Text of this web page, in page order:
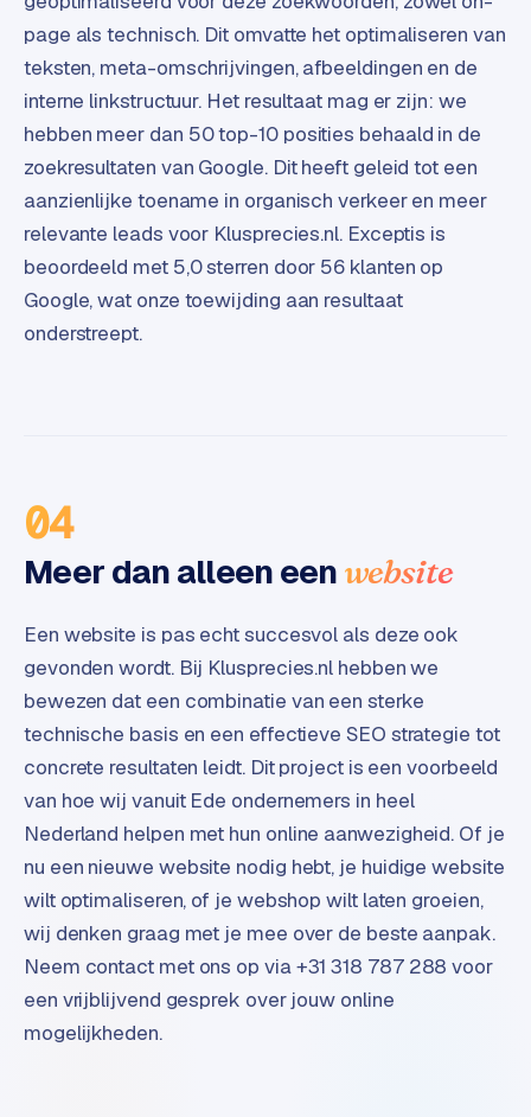
L
i
n
k
u
i
l
d
g
e
A
s
G
o
o
g
e
A
d
s
i
t
b
e
t
page als technisch. Dit omvatte het optimaliseren van
teksten, meta-omschrijvingen, afbeeldingen en de
interne linkstructuur. Het resultaat mag er zijn: we
hebben meer dan 50 top-10 posities behaald in de
zoekresultaten van Google. Dit heeft geleid tot een
aanzienlijke toename in organisch verkeer en meer
relevante leads voor Klusprecies.nl. Exceptis is
beoordeeld met 5,0 sterren door 56 klanten op
Google, wat onze toewijding aan resultaat
onderstreept.
04
Meer dan alleen een website
Een website is pas echt succesvol als deze ook
gevonden wordt. Bij Klusprecies.nl hebben we
bewezen dat een combinatie van een sterke
technische basis en een effectieve SEO strategie tot
concrete resultaten leidt. Dit project is een voorbeeld
van hoe wij vanuit Ede ondernemers in heel
Nederland helpen met hun online aanwezigheid. Of je
nu een nieuwe website nodig hebt, je huidige website
wilt optimaliseren, of je webshop wilt laten groeien,
wij denken graag met je mee over de beste aanpak.
Neem contact met ons op via +31 318 787 288 voor
een vrijblijvend gesprek over jouw online
mogelijkheden.